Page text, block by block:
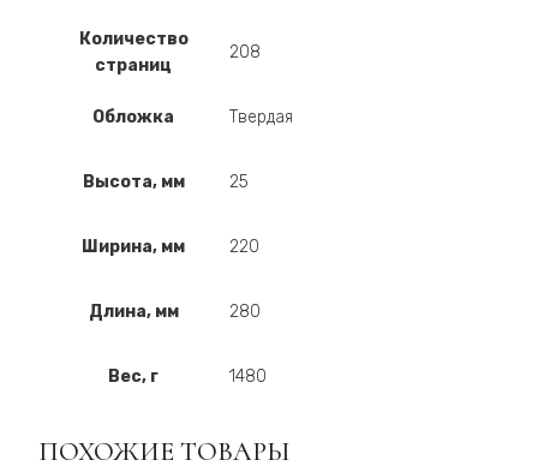
Количество
страниц
208
Обложка Твердая
Высота, мм 25
Ширина, мм 220
Длина, мм 280
Вес, г 1480
ПОХОЖИЕ ТОВАРЫ